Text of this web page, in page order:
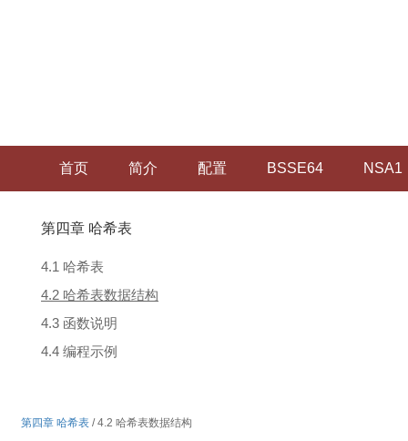
首页 简介 配置 BSSE64 NSA1
第四章 哈希表
4.1 哈希表
4.2 哈希表数据结构
4.3 函数说明
4.4 编程示例
第四章 哈希表 / 4.2 哈希表数据结构